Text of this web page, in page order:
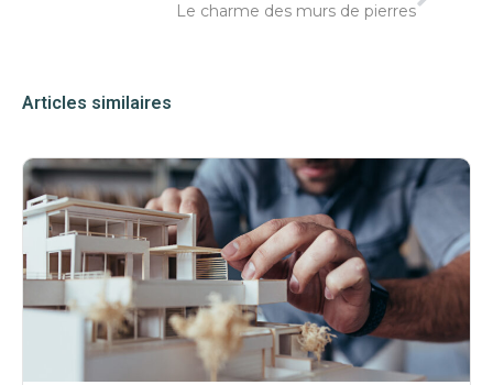
Le charme des murs de pierres
Articles similaires